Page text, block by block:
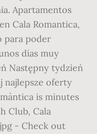
Apartamentos
Cala Romantica,
para poder
días muy
Następny tydzień
najlepsze oferty
is minutes
Club, Cala
- Check out